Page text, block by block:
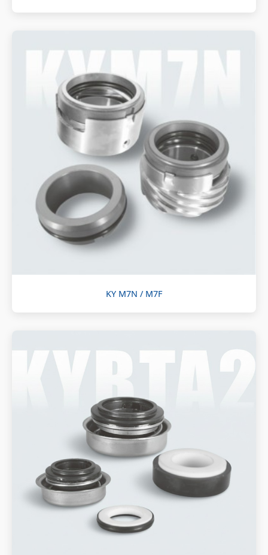
KY M7N / M7F